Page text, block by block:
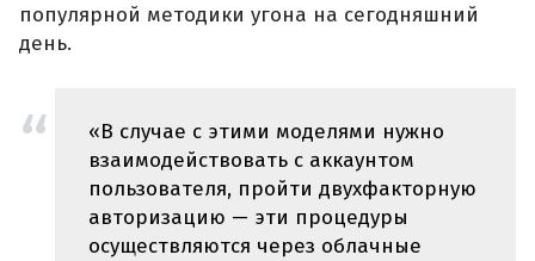
популярной методики угона на сегодняшний
день.
«В случае с этими моделями нужно
взаимодействовать с аккаунтом
пользователя, пройти двухфакторную
авторизацию — эти процедуры
осуществляются через облачные